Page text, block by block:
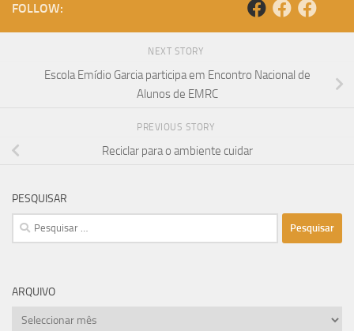
FOLLOW:
NEXT STORY
Escola Emídio Garcia participa em Encontro Nacional de
Alunos de EMRC
PREVIOUS STORY
Reciclar para o ambiente cuidar
PESQUISAR
Pesquisar
por:
ARQUIVO
arquivo